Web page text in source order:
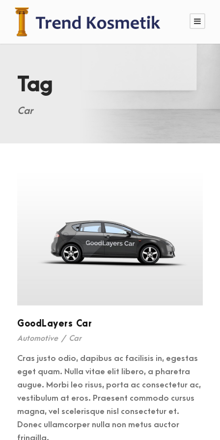
Tag
Car
GoodLayers Car
Automotive / Car
Cras justo odio, dapibus ac facilisis in, egestas
eget quam. Nulla vitae elit libero, a pharetra
augue. Morbi leo risus, porta ac consectetur ac,
vestibulum at eros. Praesent commodo cursus
magna, vel scelerisque nisl consectetur et.
Donec ullamcorper nulla non metus auctor
fringilla.